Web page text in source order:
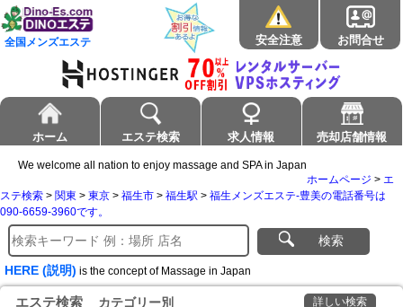
全国メンズエステ 安全注意 お問合せ
ホーム エステ検索 求人情報 売却店舗情報
We welcome all nation to enjoy massage and SPA in Japan
ホームページ > エ
ステ検索 > 関東 > 東京 > 福生市 > 福生駅 > 福生メンズエステ-豊美の電話番号は
090-6659-3960です。
検索
HERE (説明) is the concept of Massage in Japan
エステ検索 カテゴリー別 詳しい検索